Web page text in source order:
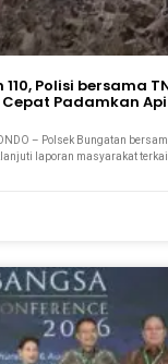
Polisi bersama
Padamkan
– Polsek Bungatan
laporan masyarakat